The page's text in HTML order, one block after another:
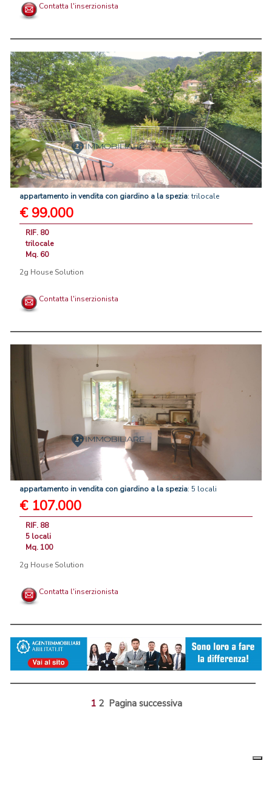
Contatta l'inserzionista
appartamento invendita con giardino a la spezia: trilocale
€ 99.000
RIF. 80
trilocale
Mq. 60
2g House Solution
Contatta l'inserzionista
appartamento invendita con giardino a la spezia: 5 locali
€ 107.000
RIF. 88
5 locali
Mq. 100
2g House Solution
Contatta l'inserzionista
1 2 Pagina successiva